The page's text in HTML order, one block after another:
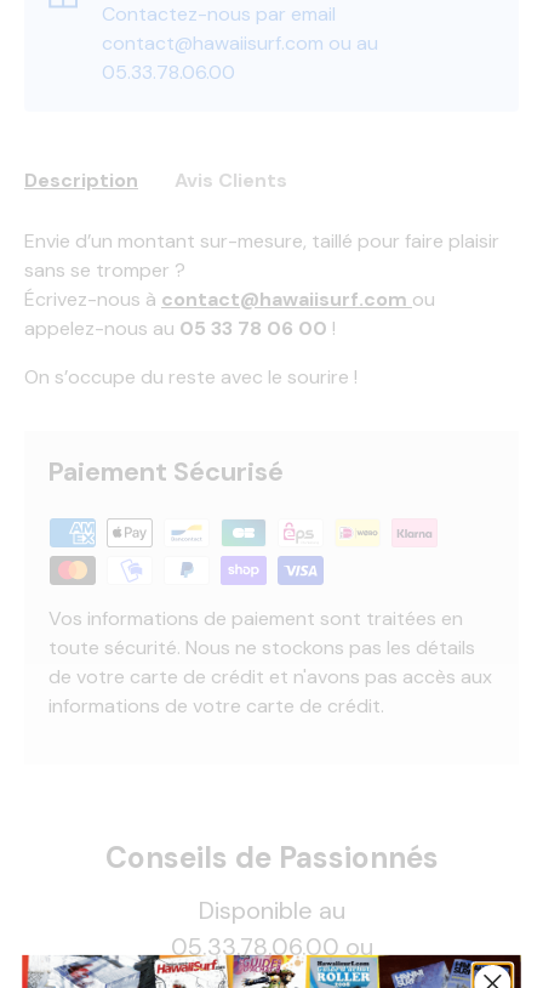
Contactez-nous par email
contact@hawaiisurf.com ou au
05.33.78.06.00
Description Avis Clients
Envie d’un montant sur-mesure, taillé pour faire plaisir
sans se tromper ?
Écrivez-nous à contact@hawaiisurf.com ou
appelez-nous au 05 33 78 06 00 !
On s’occupe du reste avec le sourire !
Paiement Sécurisé
Vos informations de paiement sont traitées en
toute sécurité. Nous ne stockons pas les détails
de votre carte de crédit et n'avons pas accès aux
informations de votre carte de crédit.
Conseils de Passionnés
Disponible au
05.33.78.06.00 ou